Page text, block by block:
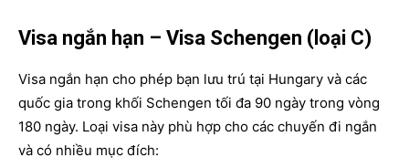
Visa ngắn hạn – Visa Schengen (loại C)
Visa ngắn hạn cho phép bạn lưu trú tại Hungary và các
quốc gia trong khối Schengen tối đa 90 ngày trong vòng
180 ngày. Loại visa này phù hợp cho các chuyến đi ngắn
và có nhiều mục đích: